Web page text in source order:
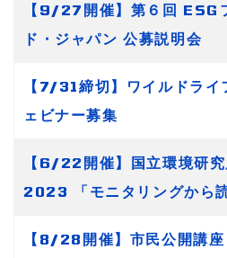
【9/27開催】第６回 ESG
ド・ジャパン 公募説明会
【7/31締切】ワイルドラ
ェビナー募集
【6/22開催】国立環境研
2023 「モニタリングから
【8/28開催】市民公開講